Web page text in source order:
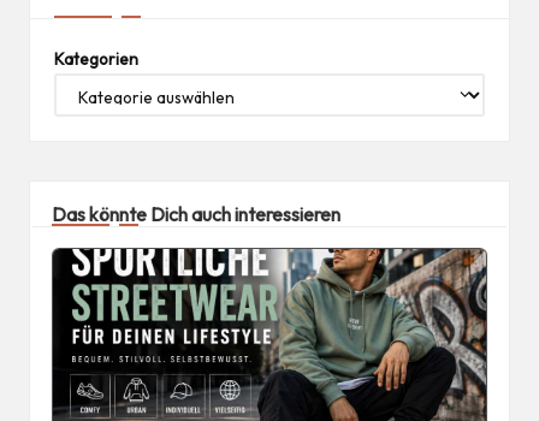
Kategorien
Das könnte Dich auch interessieren